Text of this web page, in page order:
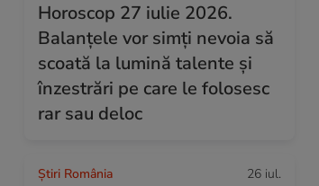
Horoscop 27 iulie 2026.
Balanțele vor simți nevoia să
scoată la lumină talente și
înzestrări pe care le folosesc
rar sau deloc
Știri România 26 iul.